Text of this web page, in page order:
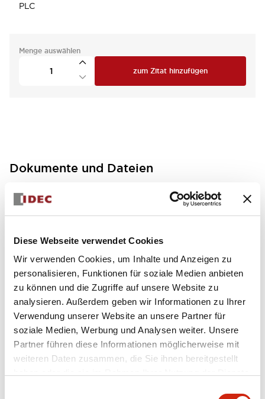
Diese Webseite verwendet Cookies
Wir verwenden Cookies, um Inhalte und Anzeigen zu
personalisieren, Funktionen für soziale Medien anbieten
zu können und die Zugriffe auf unsere Website zu
analysieren. Außerdem geben wir Informationen zu Ihrer
Verwendung unserer Website an unsere Partner für
soziale Medien, Werbung und Analysen weiter. Unsere
Partner führen diese Informationen möglicherweise mit
weiteren Daten zusammen, die Sie ihnen bereitgestellt
PLC
Menge auswählen
zum Zitat hinzufügen
Dokumente und Dateien
FC5A MICRO Smart pentra Instruction Sheet (FC5
A-D12K1E\, FC5A-D12S1E)
17/11/2022
.PDF257.75KB
FC5A MICRO Smart pentra Instruction Sheet (FC5
A-D16RK1\, FC5A-D16RS1\, FC5A-D32K3\, FC5A-D